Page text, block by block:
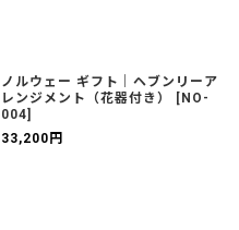
ノルウェー ギフト｜ヘブンリーア
レンジメント（花器付き）
[ NO-
004]
33,200 円